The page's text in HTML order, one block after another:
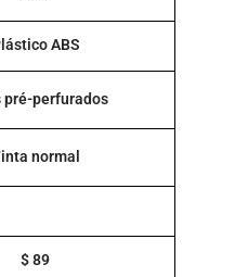
ABS
pré-perfurados
normal
$ 89